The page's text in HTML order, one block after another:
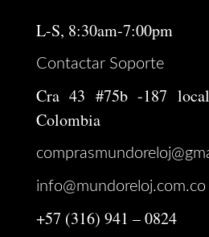
L-S, 8:30am-7:00pm
Contactar Soporte
Cra 43 #75b -187
Colombia
info@mundoreloj.com.co
+57 (316) 941 – 0824